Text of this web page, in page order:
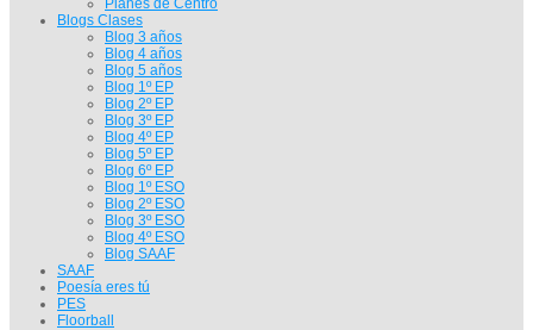
Planes de Centro
Blogs Clases
Blog 3 años
Blog 4 años
Blog 5 años
Blog 1º EP
Blog 2º EP
Blog 3º EP
Blog 4º EP
Blog 5º EP
Blog 6º EP
Blog 1º ESO
Blog 2º ESO
Blog 3º ESO
Blog 4º ESO
Blog SAAF
SAAF
Poesía eres tú
PES
Floorball